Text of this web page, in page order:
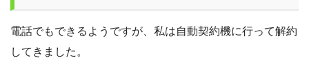
電話でもできるようですが、私は自動契約機に行って解約
してきました。